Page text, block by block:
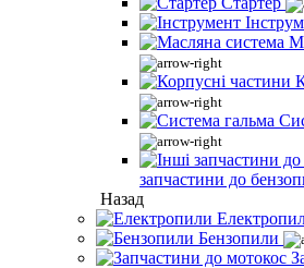
запчастини до
Назад
Бензопили